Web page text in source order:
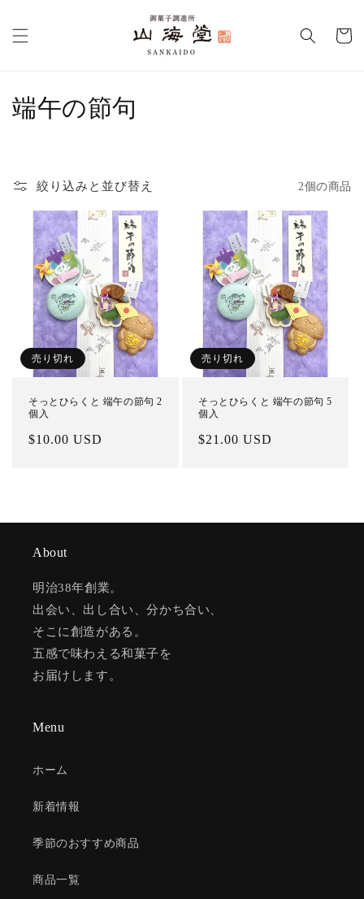
進む
ー
コ
ョ
ン
端午の節句
絞り込みと並び替え 2個の商品
売り切れ
そっとひらくと 端午の節句 2
個入
通
$10.00 USD
売り切れ
そっとひらくと 端午の節句 5
個入
通
$21.00 USD
About
明治38年創業。
出会い、出し合い、分かち合い、
そこに創造がある。
五感で味わえる和菓子を
お届けします。
Menu
ホーム
新着情報
季節のおすすめ商品
商品一覧